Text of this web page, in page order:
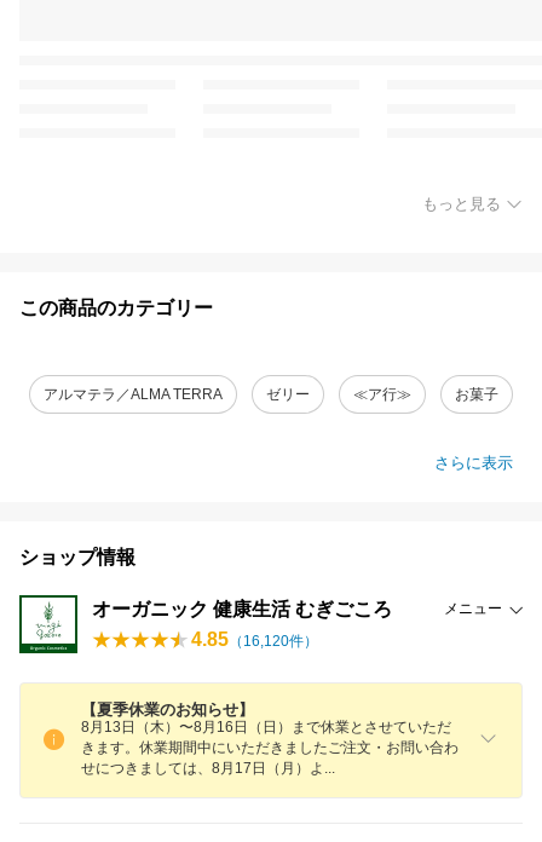
もっと見る
この商品のカテゴリー
アルマテラ／ALMA TERRA ゼリー ≪ア行≫ お菓子
さらに表示
ショップ情報
オーガニック 健康生活 むぎごころ メニュー
4.85 （ 16,120件）
【夏季休業のお知らせ】
8月13日（木）〜8月16日（日）まで休業とさせていただ
きます。休業期間中にいただきましたご注文・お問い合わ
せにつきましては、8月17日（月） よ